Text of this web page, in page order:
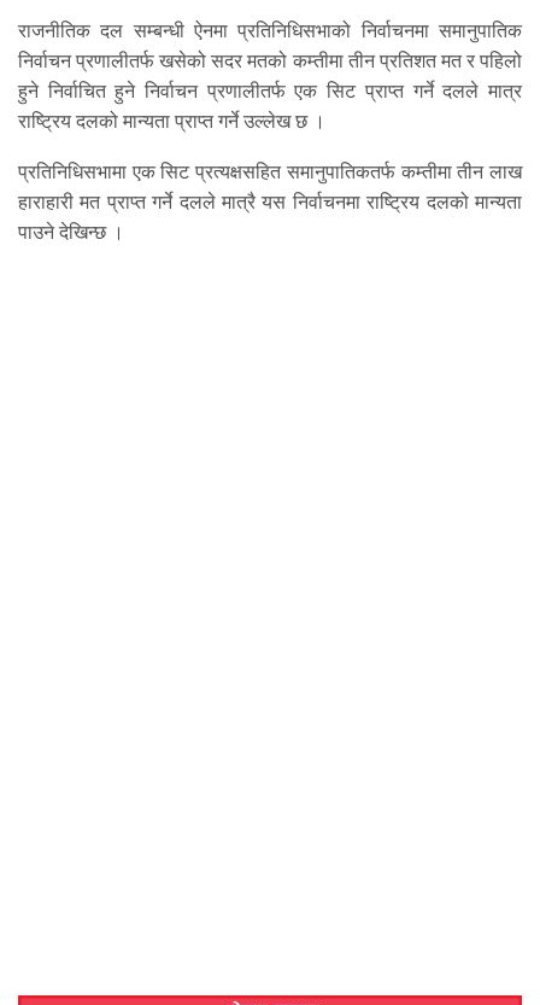
राजनीतिक दल सम्बन्धी ऐनमा प्रतिनिधिसभाको निर्वाचनमा समानुपातिक
निर्वाचन प्रणालीतर्फ खसेको सदर मतको कम्तीमा तीन प्रतिशत मत र पहिलो
हुने निर्वाचित हुने निर्वाचन प्रणालीतर्फ एक सिट प्राप्त गर्ने दलले मात्र
राष्ट्रिय दलको मान्यता प्राप्त गर्ने उल्लेख छ ।
प्रतिनिधिसभामा एक सिट प्रत्यक्षसहित समानुपातिकतर्फ कम्तीमा तीन लाख
हाराहारी मत प्राप्त गर्ने दलले मात्रै यस निर्वाचनमा राष्ट्रिय दलको मान्यता
पाउने देखिन्छ ।